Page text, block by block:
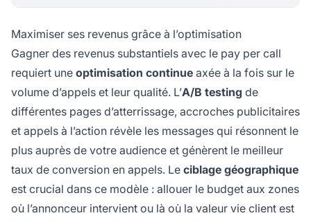
Maximiser ses revenus grâce à l’optimisation
Gagner des revenus substantiels avec le pay per call
requiert une optimisation continue axée à la fois sur le
volume d’appels et leur qualité. L’A/B testing de
différentes pages d’atterrissage, accroches publicitaires
et appels à l’action révèle les messages qui résonnent le
plus auprès de votre audience et génèrent le meilleur
taux de conversion en appels. Le ciblage géographique
est crucial dans ce modèle : allouer le budget aux zones
où l’annonceur intervient ou là où la valeur vie client est